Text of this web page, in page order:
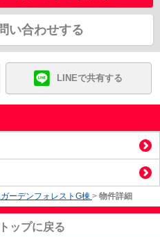
い合わせする
LINEで共有する
ーデンフォレストG棟 > 物件詳細
ップに戻る